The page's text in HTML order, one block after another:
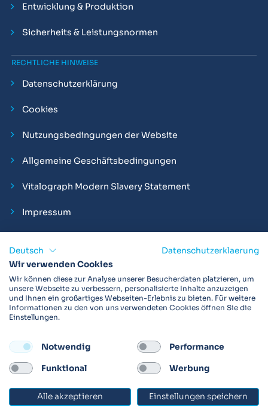
Entwicklung & Produktion
Sicherheits & Leistungsnormen
RECHTLICHE HINWEISE
Datenschutzerklärung
Cookies
Nutzungsbedingungen der Website
Allgemeine Geschäftsbedingungen
Vitalograph Modern Slavery Statement
Impressum
Vitalograph ist ein internationaler Hersteller von Spirometern,
EKGs und Bakterien-Viren-Filtern zur sicheren
Lungenfunktionsdiagnostik. Darüber hinaus sind wir weltweit
als Technologie- und Service-Provider für klinische
FOLLOW
© 2026 Vitalograph
Deutsch
Datenschutzerklaerung
Wir verwenden Cookies
Wir können diese zur Analyse unserer Besucherdaten platzieren, um
unsere Webseite zu verbessern, personalisierte Inhalte anzuzeigen
und Ihnen ein großartiges Webseiten-Erlebnis zu bieten. Für weitere
Informationen zu den von uns verwendeten Cookies öffnen Sie die
Einstellungen.
Notwendig Performance
Funktional Werbung
Alle akzeptieren Einstellungen speichern